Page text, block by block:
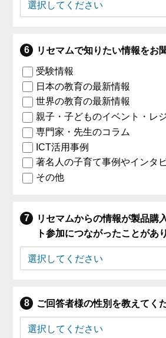
リセマムで知りたい情報をお
受験情報
日本の教育の最新情報
世界の教育の最新情報
親子・子どものイベント・レ
専門家・先生のコラム
ICT活用事例
著名人の子育て事例やインタ
その他
リセマムからの情報が製品購
ト参加につながったことがあ
ご回答者様の性別を教えてく